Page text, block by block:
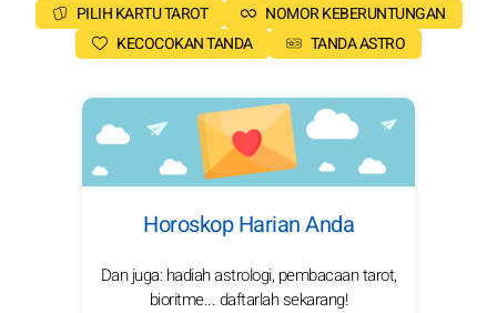
PILIH KARTU TAROT
NOMOR KEBERUNTUNGAN
KECOCOKAN TANDA
TANDA ASTRO
Horoskop Harian Anda
Dan juga: hadiah astrologi, pembacaan tarot,
bioritme... daftarlah sekarang!